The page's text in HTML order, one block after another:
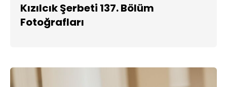
Kızılcık Şerbeti 137. Bölüm
Fotoğrafları